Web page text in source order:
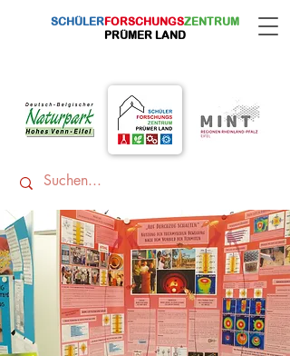
SCHÜLERFORSCHUNGSZENTRUM
PRÜMER LAND